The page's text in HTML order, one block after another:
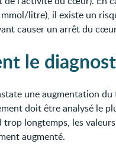
litre), il existe un
causer un arrêt du
le
une augmentation
doit être analysé le
trop longtemps, les
augmenté.